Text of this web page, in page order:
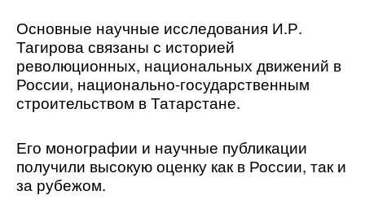
Основные научные исследования И.Р.
Тагирова связаны с историей
революционных, национальных движений в
России, национально-государственным
строительством в Татарстане.
Его монографии и научные публикации
получили высокую оценку как в России, так и
за рубежом.